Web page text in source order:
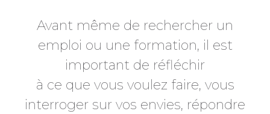
Avant même de rechercher un
emploi ou une formation, il est
important de réfléchir
à ce que vous voulez faire, vous
interroger sur vos envies, répondre